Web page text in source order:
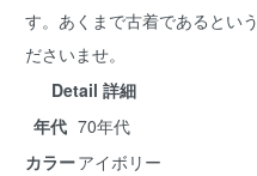
す。あくまで古着であるとい
ださいませ。
Detail 詳細
年代 70年代
カラーアイボリー